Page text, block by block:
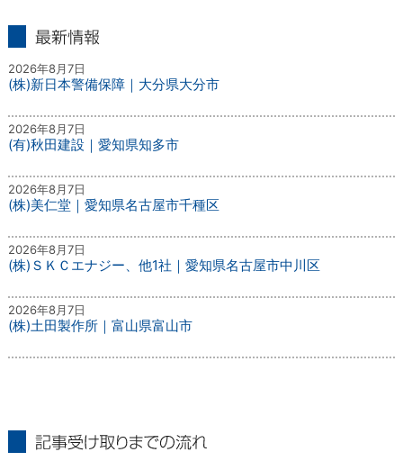
2026年8月7日
(株)新日本警備保障｜大分県大分市
2026年8月7日
(有)秋田建設｜愛知県知多市
2026年8月7日
(株)美仁堂｜愛知県名古屋市千種区
2026年8月7日
(株)ＳＫＣエナジー、他1社｜愛知県名古屋市中川区
2026年8月7日
(株)土田製作所｜富山県富山市